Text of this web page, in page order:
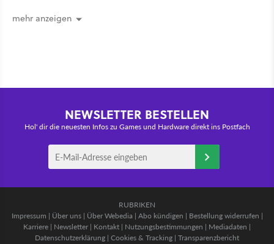
mehr anzeigen
NEWSLETTER BESTELLEN
Hol' dir die neuesten Infos zu Games und Hardware direkt ins Postfach
RUBRIKEN
Impressum | Über uns| Über Webedia | Abo kündigen | Bestellung widerrufen |
Karriere | Newsletter | Kontakt | Nutzungsbestimmungen | Mediadaten |
Datenschutzerklärung | Cookies & Tracking | Transparenzbericht